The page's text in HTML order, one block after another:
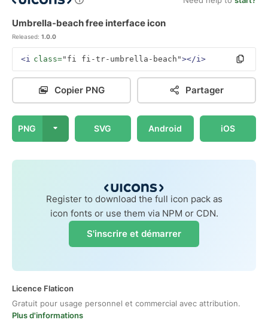
Umbrella-beach free interface icon
Released: 1.0.0
<i class="fi fi-tr-umbrella-beach"></i>
Copier PNG Partager
PNG SVG Android iOS
Register to download the full icon pack as
icon fonts or use them via NPM or CDN.
S'inscrire et démarrer
Licence Flaticon
Gratuit pour usage personnel et commercial avec attribution.
Plus d'informations